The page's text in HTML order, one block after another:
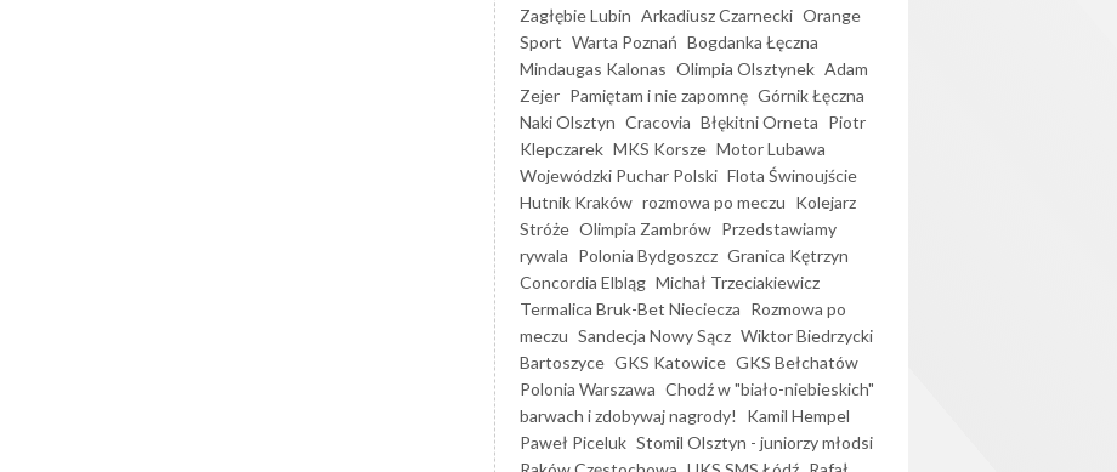
Zagłębie Lubin Arkadiusz Czarnecki Orange
Sport Warta Poznań Bogdanka Łęczna
Mindaugas Kalonas Olimpia Olsztynek Adam
Zejer Pamiętam i nie zapomnę Górnik Łęczna
Naki Olsztyn Cracovia Błękitni Orneta Piotr
Klepczarek MKS Korsze Motor Lubawa
Wojewódzki Puchar Polski Flota Świnoujście
Hutnik Kraków rozmowa po meczu Kolejarz
Stróże Olimpia Zambrów Przedstawiamy
rywala Polonia Bydgoszcz Granica Kętrzyn
Concordia Elbląg Michał Trzeciakiewicz
Termalica Bruk-Bet Nieciecza Rozmowa po
meczu Sandecja Nowy Sącz Wiktor Biedrzycki
Bartoszyce GKS Katowice GKS Bełchatów
Polonia Warszawa Chodź w "biało-niebieskich"
barwach i zdobywaj nagrody!
Kamil Hempel
Paweł Piceluk Stomil Olsztyn - juniorzy młodsi